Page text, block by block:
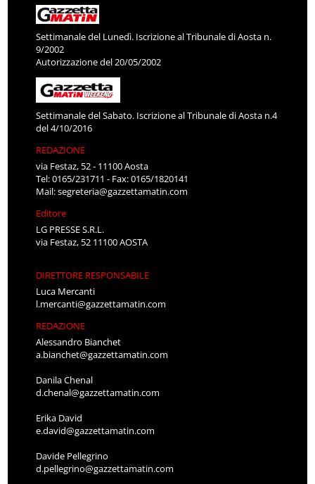
Settimanale del Lunedì. Iscrizione al Tribunale di Aosta n.
9/2002
Autorizzazione del 20/05/2002
Settimanale del Sabato. Iscrizione al Tribunale di Aosta n.4
del 4/10/2016
REDAZIONE
via Festaz, 52 - 11100 Aosta
Tel: 0165/231711 - Fax: 0165/1820141
Mail:segreteria@gazzettamatin.com
Editore
LG PRESSE S.R.L.
via Festaz, 52 11100 AOSTA
DIRETTORE RESPONSABILE
Luca Mercanti
l.mercanti@gazzettamatin.com
REDAZIONE
Alessandro Bianchet
a.bianchet@gazzettamatin.com
Danila Chenal
d.chenal@gazzettamatin.com
Erika David
e.david@gazzettamatin.com
Davide Pellegrino
d.pellegrino@gazzettamatin.com